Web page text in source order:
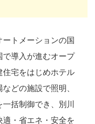
トメーションの国
で導入が進むオープ
住宅をはじめホテル
どの施設で照明、
括制御でき、別川
・省エネ・安全を